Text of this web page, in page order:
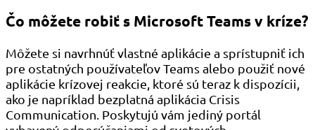
Čo môžete robiť s Microsoft Teams v kríze?
Môžete si navrhnúť vlastné aplikácie a sprístupniť ich
pre ostatných používateľov Teams alebo použiť nové
aplikácie krízovej reakcie, ktoré sú teraz k dispozícii,
ako je napríklad bezplatná aplikácia Crisis
Communication. Poskytujú vám jediný portál